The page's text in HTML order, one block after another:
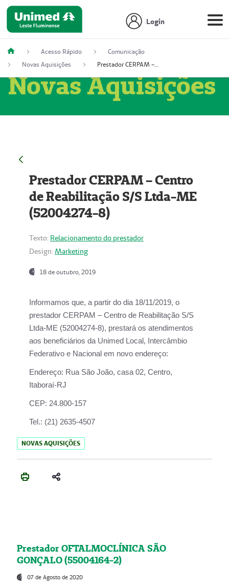
Login
Acesso Rápido
Comunicação
Novas Aquisições
Prestador CERPAM – Centro de Reabilitação S/S Ltda-ME (52004274-8)
Novas Aquisições
Prestador CERPAM – Centro
de Reabilitação S/S Ltda-ME
(52004274-8)
Texto: Relacionamento do prestador
Design: Marketing
18 de outubro, 2019
Informamos que, a partir do dia 18/11/2019, o
prestador CERPAM – Centro de Reabilitação S/S
Ltda-ME (52004274-8), prestará os atendimentos
aos beneficiários da Unimed Local, Intercâmbio
Federativo e Nacional em novo endereço:
Endereço: Rua São João, casa 02, Centro,
Itaboraí-RJ
CEP: 24.800-157
Tel.: (21) 2635-4507
NOVAS AQUISIÇÕES
Prestador OFTALMOCLÍNICA SÃO
GONÇALO (55004164-2)
07 de Agosto de 2020